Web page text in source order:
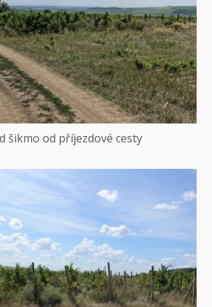
šikmo od příjezdové cesty